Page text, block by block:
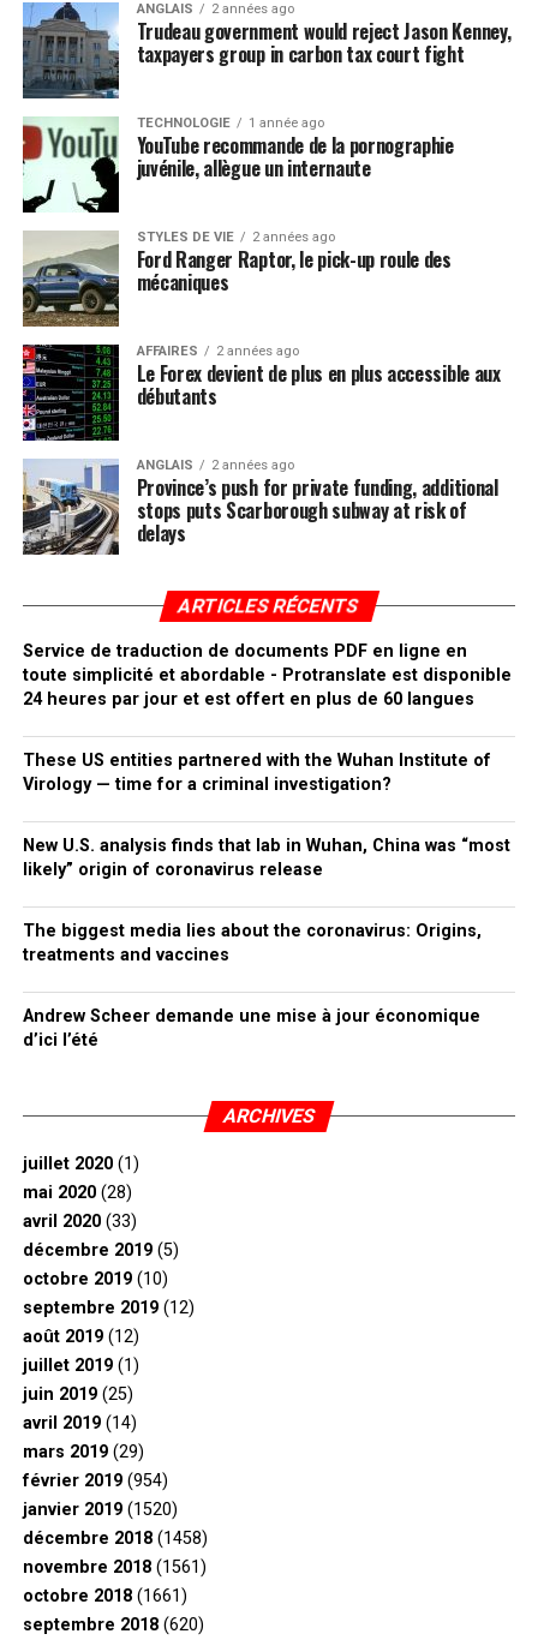
ANGLAIS 2 années ago
Trudeau government would reject Jason Kenney,
taxpayers group in carbon tax court fight
TECHNOLOGIE 1 année ago
YouTube recommande de la pornographie
juvénile, allègue un internaute
STYLES DE VIE 2 années ago
Ford Ranger Raptor, le pick-up roule des
mécaniques
AFFAIRES 2 années ago
Le Forex devient de plus en plus accessible aux
débutants
ANGLAIS 2 années ago
Province’s push for private funding, additional
stops puts Scarborough subway at risk of
delays
ARTICLES RÉCENTS
Service de traduction de documents PDF en ligne en
toute simplicité et abordable - Protranslate est disponible
24 heures par jour et est offert en plus de 60 langues
These US entities partnered with the Wuhan Institute of
Virology — time for a criminal investigation?
New U.S. analysis finds that lab in Wuhan, China was “most
likely” origin of coronavirus release
The biggest media lies about the coronavirus: Origins,
treatments and vaccines
Andrew Scheer demande une mise à jour économique
d’ici l’été
ARCHIVES
juillet 2020(1)
mai 2020(28)
avril 2020(33)
décembre 2019(5)
octobre 2019(10)
septembre 2019(12)
août 2019(12)
juillet 2019(1)
juin 2019(25)
avril 2019(14)
mars 2019(29)
février 2019(954)
janvier 2019(1520)
décembre 2018(1458)
novembre 2018(1561)
octobre 2018(1661)
septembre 2018(620)